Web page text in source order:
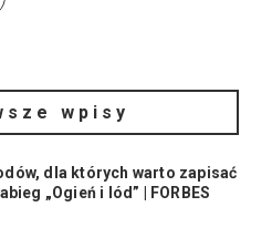
wpisy
dla których warto zapisać
„Ogień i lód” | FORBES